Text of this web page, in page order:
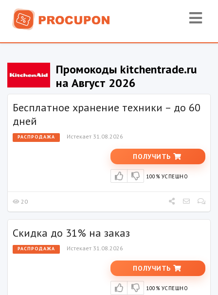
Промокоды kitchentrade.ru
на Август 2026
Бесплатное хранение техники – до 60
дней
РАСПРОДАЖА Истекает 31.08.2026
ПОЛУЧИТЬ
100% УСПЕШНО
20
Скидка до 31% на заказ
РАСПРОДАЖА Истекает 31.08.2026
ПОЛУЧИТЬ
100% УСПЕШНО